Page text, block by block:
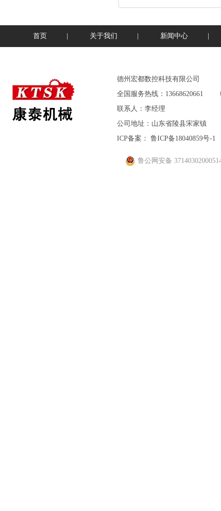
首页 关于我们 新闻中心
德州宏都数控科技有限公司
全国服务热线：13668620661
联系人：李经理
公司地址：山东省陵县宋家镇
ICP备案： 鲁ICP备18040859号-1
鲁公网安备